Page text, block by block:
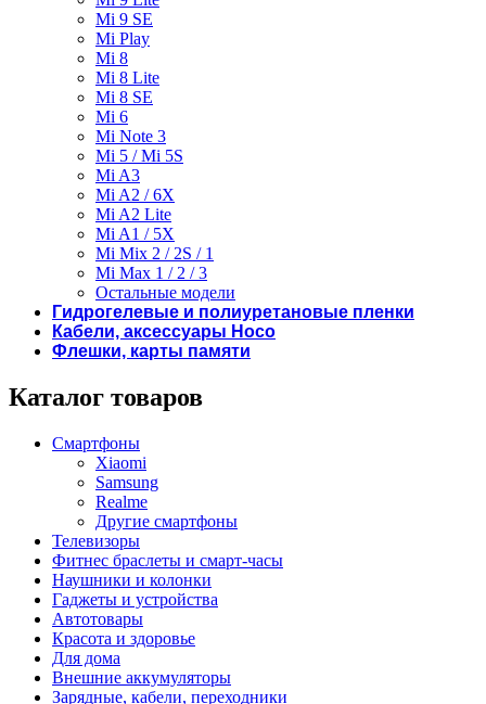
Mi 9 SE
Mi Play
Mi 8
Mi 8 Lite
Mi 8 SE
Mi 6
Mi Note 3
Mi 5 / Mi 5S
Mi A3
Mi A2 / 6X
Mi A2 Lite
Mi A1 / 5X
Mi Mix 2 / 2S / 1
Mi Max 1 / 2 / 3
Остальные модели
Гидрогелевые и полиуретановые пленки
Кабели, аксессуары Hoco
Флешки, карты памяти
Каталог товаров
Смартфоны
Xiaomi
Samsung
Realme
Другие смартфоны
Телевизоры
Фитнес браслеты и смарт-часы
Наушники и колонки
Гаджеты и устройства
Автотовары
Красота и здоровье
Для дома
Внешние аккумуляторы
Зарядные, кабели, переходники